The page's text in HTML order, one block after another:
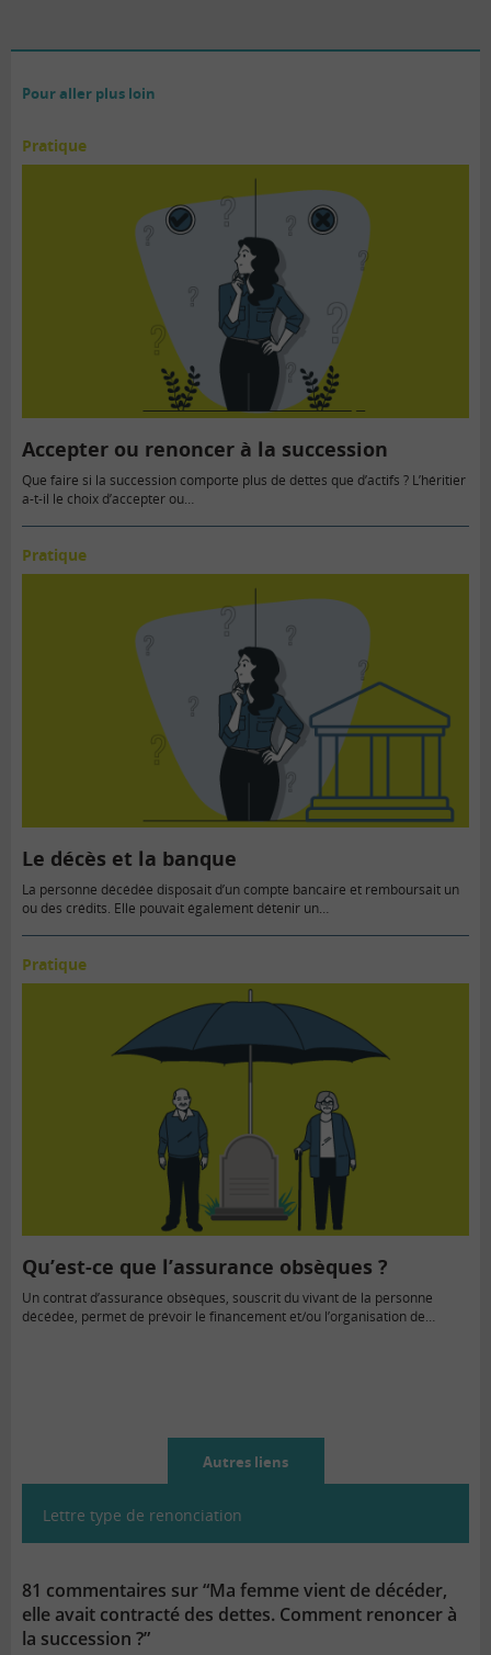
Pour aller plus loin
Pratique
Accepter ou renoncer à la succession
Que faire si la succession comporte plus de dettes que d’actifs ? L’héritier
a-t-il le choix d’accepter ou…
Pratique
Le décès et la banque
La personne décédée disposait d’un compte bancaire et remboursait un
ou des crédits. Elle pouvait également détenir un…
Pratique
Qu’est-ce que l’assurance obsèques ?
Un contrat d’assurance obsèques, souscrit du vivant de la personne
décédée, permet de prévoir le financement et/ou l’organisation de…
Autres liens
Lettre type de renonciation
81 commentaires sur “Ma femme vient de décéder,
elle avait contracté des dettes. Comment renoncer à
la succession ?”